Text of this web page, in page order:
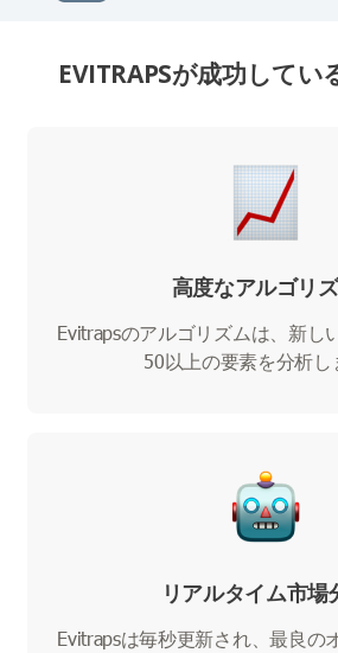
EVITRAPSが成功してい
高度なアルゴリ
Evitrapsのアルゴリズムは、新し
50以上の要素を分析し
リアルタイム市場
Evitrapsは毎秒更新され、最良の